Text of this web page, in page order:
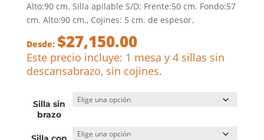
Alto:90 cm. Silla apilable S/D: Frente:50 cm. Fondo:57
cm. Alto:90 cm., Cojines: 5 cm. de espesor.
Desde: $27,150.00
Este precio incluye: 1 mesa y 4 sillas sin
descansabrazo, sin cojines.
Silla sin
brazo